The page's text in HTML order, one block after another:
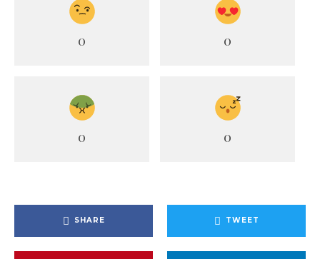
0 0
0 0
SHARE TWEET